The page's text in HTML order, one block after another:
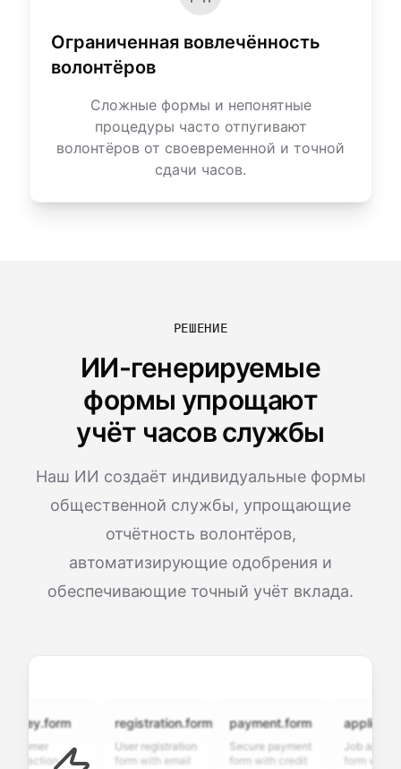
Ограниченная вовлечённость
волонтёров
Сложные формы и непонятные
процедуры часто отпугивают
волонтёров от своевременной и точной
сдачи часов.
РЕШЕНИЕ
ИИ-генерируемые
формы упрощают
учёт часов службы
Наш ИИ создаёт индивидуальные формы
общественной службы, упрощающие
отчётность волонтёров,
автоматизирующие одобрения и
обеспечивающие точный учёт вклада.
registration.form
User registration
form with email
payment.form
Secure payment
form with credit
Job application
form with